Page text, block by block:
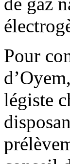
Pour
légiste